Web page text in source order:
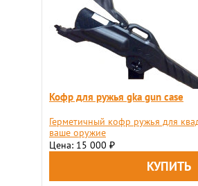
Кофр для ружья gka gun case
Герметичный кофр ружья для
ваше оружие
Цена: 15 000 ₽